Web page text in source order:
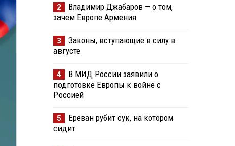
2
Владимир Джабаров — о том,
зачем Европе Армения
3
Законы, вступающие в силу в
августе
4
В МИД России заявили о
подготовке Европы к войне с
Россией
5
Ереван рубит сук, на котором
сидит